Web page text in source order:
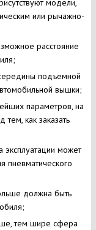
модели,
или рычажно-
расстояние
подъемной
вышки;
параметров, на
как заказать
эксплуатации может
пневматического
должна быть
тем шире сфера